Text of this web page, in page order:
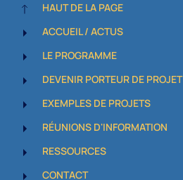
HAUT DE LA PAGE
ACCUEIL / ACTUS
LE PROGRAMME
DEVENIR PORTEUR DE PROJET
EXEMPLES DE PROJETS
RÉUNIONS D'INFORMATION
RESSOURCES
CONTACT